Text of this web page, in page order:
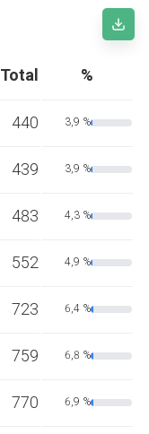
Total %
440 3,9 %
439 3,9 %
483 4,3 %
552 4,9 %
723 6,4 %
759 6,8 %
770 6,9 %